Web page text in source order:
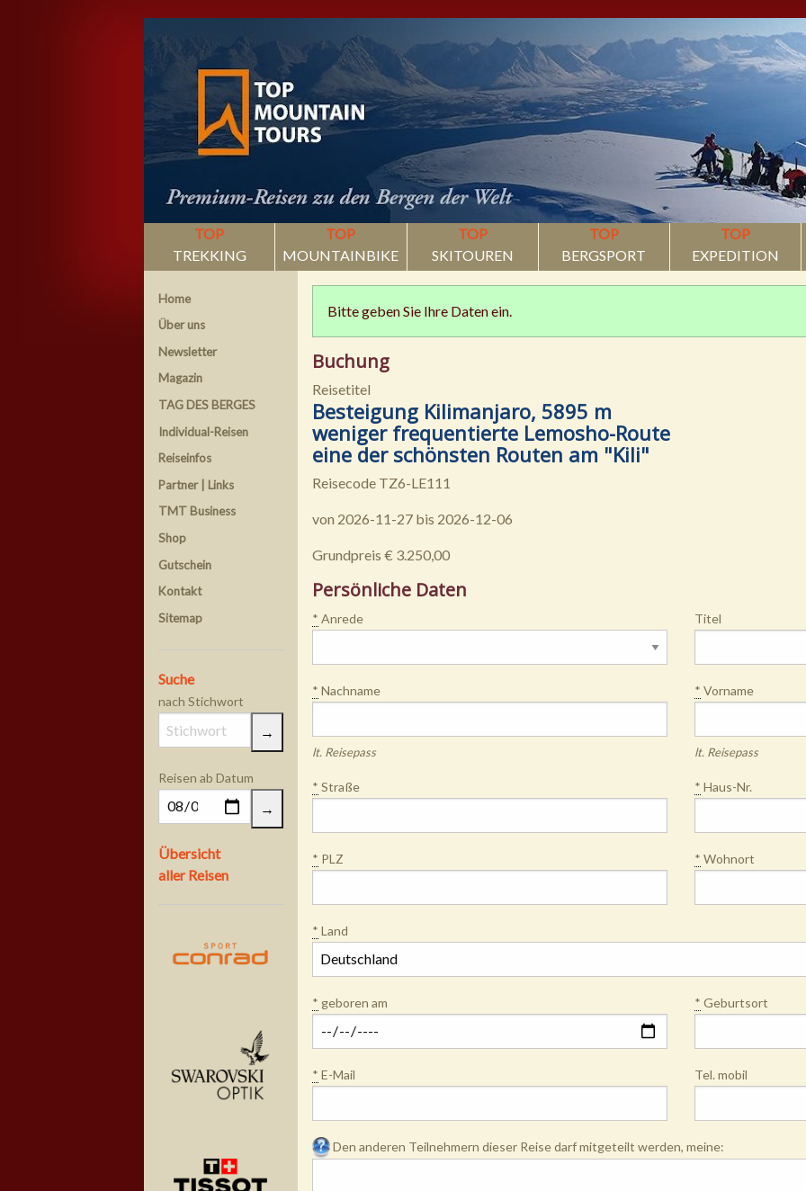
TOP
TREKKING
TOP
MOUNTAINBIKE
TOP
SKITOUREN
TOP
BERGSPORT
TOP
EXPEDITION
Home
Über uns
Newsletter
Magazin
TAG DES BERGES
Individual-Reisen
Reiseinfos
Partner | Links
TMT Business
Shop
Gutschein
Kontakt
Sitemap
Suche
nach Stichwort
Reisen ab Datum
Übersicht
aller Reisen
Bitte geben Sie Ihre Daten ein.
Buchung
Reisetitel
Besteigung Kilimanjaro, 5895 m
weniger frequentierte Lemosho-Route
eine der schönsten Routen am "Kili"
Reisecode TZ6-LE111
von 2026-11-27 bis 2026-12-06
Grundpreis € 3.250,00
Persönliche Daten
* Anrede Titel
* Nachname
lt. Reisepass
* Vorname
lt. Reisepass
* Straße * Haus-Nr.
* PLZ * Wohnort
* Land
* geboren am * Geburtsort
* E-Mail Tel. mobil
Den anderen Teilnehmern dieser Reise darf mitgeteilt werden, meine: